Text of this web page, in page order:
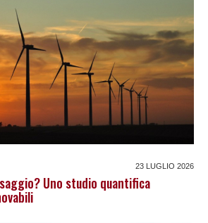
23 LUGLIO 2026
Uno studio quantifica